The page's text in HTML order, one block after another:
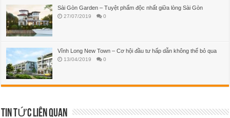
Sài Gòn Garden – Tuyệt phẩm độc nhất giữa lòng Sài Gòn
27/07/2019 0
Vĩnh Long New Town – Cơ hội đầu tư hấp dẫn không thể bỏ qua
13/04/2019 0
TIN TỨC LIÊN QUAN